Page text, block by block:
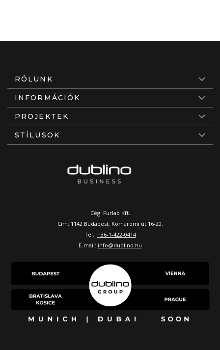
RÓLUNK
INFORMÁCIÓK
PROJEKTEK
STÍLUSOK
Cég: Furlab Kft.
Cím: 1142 Budapest, Komáromi út 16-20.
Tel.: +36-1-422-0414
E-mail: info@dublino.hu